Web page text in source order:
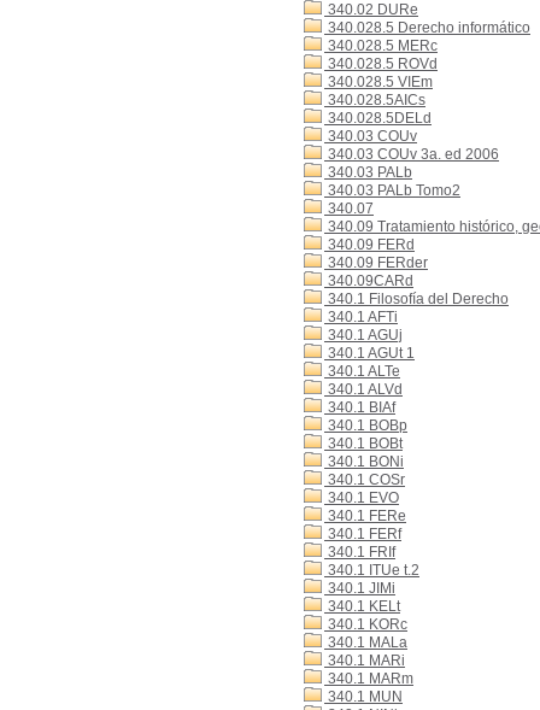
340.02 DURe
340.028.5 Derecho informático
340.028.5 MERc
340.028.5 ROVd
340.028.5 VIEm
340.028.5AICs
340.028.5DELd
340.03 COUv
340.03 COUv 3a. ed 2006
340.03 PALb
340.03 PALb Tomo2
340.07
340.09 Tratamiento histórico,
340.09 FERd
340.09 FERder
340.09CARd
340.1 Filosofía del Derecho
340.1 AFTi
340.1 AGUj
340.1 AGUt 1
340.1 ALTe
340.1 ALVd
340.1 BIAf
340.1 BOBp
340.1 BOBt
340.1 BONi
340.1 COSr
340.1 EVO
340.1 FERe
340.1 FERf
340.1 FRIf
340.1 ITUe t.2
340.1 JIMi
340.1 KELt
340.1 KORc
340.1 MALa
340.1 MARi
340.1 MARm
340.1 MUN